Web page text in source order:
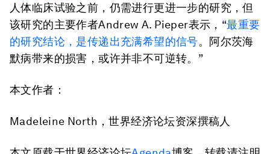
人体临床试验之前，仍需进行更进一步的研究，但
该研究的主要作者Andrew A. Pieper表示，“最重要
的研究结论，是传递出充满希望的信号。阿尔茨海
默病带来的损害，或许并非不可逆转。”
本文作者：
Madeleine North，世界经济论坛资深撰稿人